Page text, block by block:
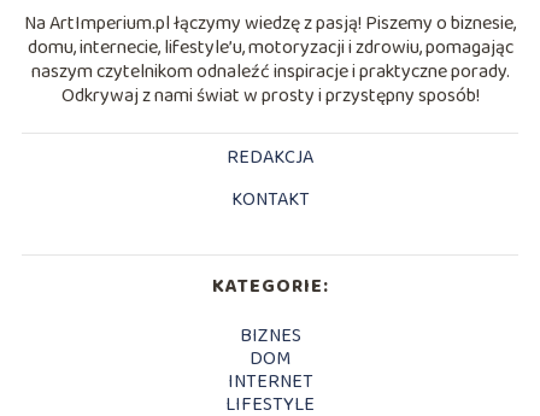
Na ArtImperium.pl łączymy wiedzę z pasją! Piszemy o biznesie,
domu, internecie, lifestyle’u, motoryzacji i zdrowiu, pomagając
naszym czytelnikom odnaleźć inspiracje i praktyczne porady.
Odkrywaj z nami świat w prosty i przystępny sposób!
REDAKCJA
KONTAKT
KATEGORIE:
BIZNES
DOM
INTERNET
LIFESTYLE